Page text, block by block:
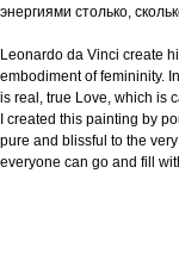
энергиями столько,
Leonardo da Vinci create
embodiment of femininity.
is real, true Love, which is
I created this painting by
pure and blissful to the
everyone can go and fill